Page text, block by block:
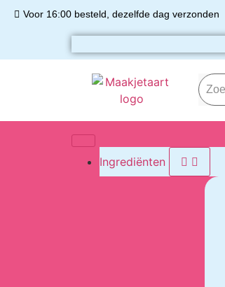
Voor 16:00 besteld, dezelfde dag verzonden
Ingrediënten